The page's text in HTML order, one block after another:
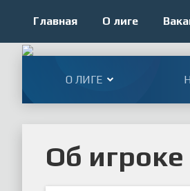
Главная О лиге
О ЛИГЕ
Об игроке